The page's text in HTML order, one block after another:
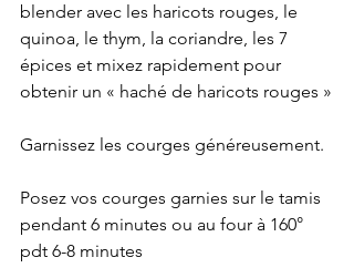
blender avec les haricots rouges, le
quinoa, le thym, la coriandre, les 7
épices et mixez rapidement pour
obtenir un « haché de haricots rouges »
Garnissez les courges généreusement.
Posez vos courges garnies sur le tamis
pendant 6 minutes ou au four à 160°
pdt 6-8 minutes